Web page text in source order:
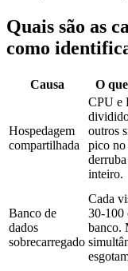
Quais são as
como
Causa O
Hospedagem
compartilhada
CPU e
outros
pico no
inteiro.
Banco de
dados
sobrecarregado
Cada
30-100
banco.